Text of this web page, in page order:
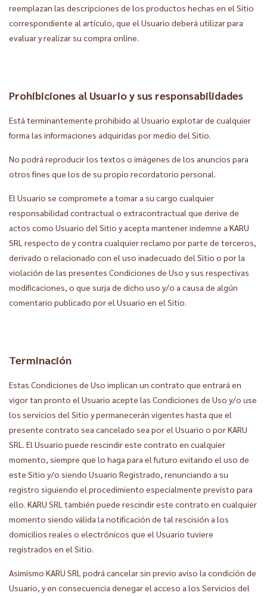
reemplazan las descripciones de los productos hechas en el Sitio
correspondiente al artículo, que el Usuario deberá utilizar para
evaluar y realizar su compra online.
Prohibiciones al Usuario y sus responsabilidades
Está terminantemente prohibido al Usuario explotar de cualquier
forma las informaciones adquiridas por medio del Sitio.
No podrá reproducir los textos o imágenes de los anuncios para
otros fines que los de su propio recordatorio personal.
El Usuario se compromete a tomar a su cargo cualquier
responsabilidad contractual o extracontractual que derive de
actos como Usuario del Sitio y acepta mantener indemne a KARU
SRL respecto de y contra cualquier reclamo por parte de terceros,
derivado o relacionado con el uso inadecuado del Sitio o por la
violación de las presentes Condiciones de Uso y sus respectivas
modificaciones, o que surja de dicho uso y/o a causa de algún
comentario publicado por el Usuario en el Sitio.
Terminación
Estas Condiciones de Uso implican un contrato que entrará en
vigor tan pronto el Usuario acepte las Condiciones de Uso y/o use
los servicios del Sitio y permanecerán vigentes hasta que el
presente contrato sea cancelado sea por el Usuario o por KARU
SRL. El Usuario puede rescindir este contrato en cualquier
momento, siempre que lo haga para el futuro evitando el uso de
este Sitio y/o siendo Usuario Registrado, renunciando a su
registro siguiendo el procedimiento especialmente previsto para
ello. KARU SRL también puede rescindir este contrato en cualquier
momento siendo válida la notificación de tal rescisión a los
domicilios reales o electrónicos que el Usuario tuviere
registrados en el Sitio.
Asimismo KARU SRL podrá cancelar sin previo aviso la condición de
Usuario, y en consecuencia denegar el acceso a los Servicios del